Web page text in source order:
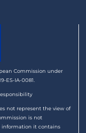
Commission under
ES-IA-0081.
not represent the view of
is not
information it contains